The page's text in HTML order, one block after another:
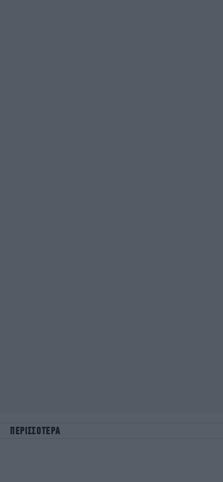
ΠΕΡΙΣΣΟΤΕΡΑ